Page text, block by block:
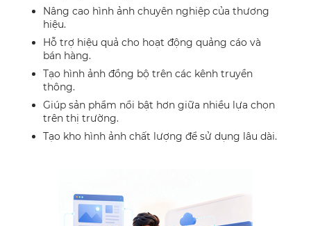
Nâng cao hình ảnh chuyên nghiệp của thương
hiệu.
Hỗ trợ hiệu quả cho hoạt động quảng cáo và
bán hàng.
Tạo hình ảnh đồng bộ trên các kênh truyền
thông.
Giúp sản phẩm nổi bật hơn giữa nhiều lựa chọn
trên thị trường.
Tạo kho hình ảnh chất lượng để sử dụng lâu dài.